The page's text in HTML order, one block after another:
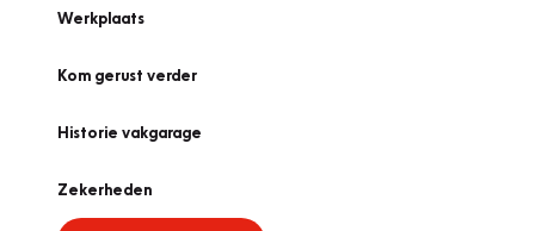
Werkplaats
Kom gerust verder
Historie vakgarage
Zekerheden